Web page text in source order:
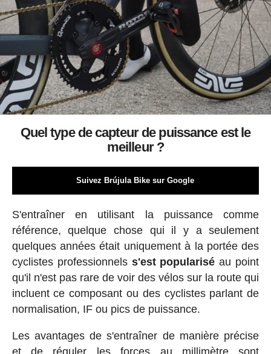
Quel type de capteur de puissance est le
meilleur ?
Suivez Brújula Bike sur Google
S'entraîner en utilisant la puissance comme
référence, quelque chose qui il y a seulement
quelques années était uniquement à la portée des
cyclistes professionnels s'est popularisé au point
qu'il n'est pas rare de voir des vélos sur la route qui
incluent ce composant ou des cyclistes parlant de
normalisation, IF ou pics de puissance.
Les avantages de s'entraîner de manière précise